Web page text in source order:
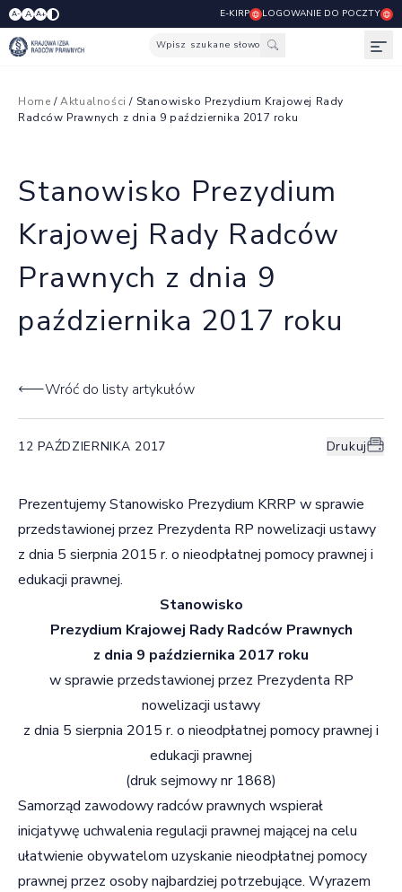
A- A A+ E-KIRP LOGOWANIE DO POCZTY
Wpisz szukane słowo
Home /Aktualności / Stanowisko Prezydium Krajowej Rady
Radców Prawnych z dnia 9 października 2017 roku
Stanowisko Prezydium
Krajowej Rady Radców
Prawnych z dnia 9
października 2017 roku
Wróć do listy artykułów
12 PAŹDZIERNIKA 2017 Drukuj
Prezentujemy Stanowisko Prezydium KRRP w sprawie
przedstawionej przez Prezydenta RP nowelizacji ustawy
z dnia 5 sierpnia 2015 r. o nieodpłatnej pomocy prawnej i
edukacji prawnej.
Stanowisko
Prezydium Krajowej Rady Radców Prawnych
z dnia 9 października 2017 roku
w sprawie przedstawionej przez Prezydenta RP
nowelizacji ustawy
z dnia 5 sierpnia 2015 r. o nieodpłatnej pomocy prawnej i
edukacji prawnej
(druk sejmowy nr 1868)
Samorząd zawodowy radców prawnych wspierał
inicjatywę uchwalenia regulacji prawnej mającej na celu
ułatwienie obywatelom uzyskanie nieodpłatnej pomocy
prawnej przez osoby najbardziej potrzebujące. Wyrazem